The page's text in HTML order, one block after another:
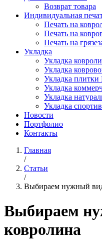
Возврат товара
Индивидуальная
Печать на
Печать на
Печать на
Укладка
Укладка
Укладка
Укладка
Укладка
Укладка
Укладка
Новости
Портфолио
Контакты
Главная
/
Статьи
/
Выбираем нужный
Выбираем
ковролина